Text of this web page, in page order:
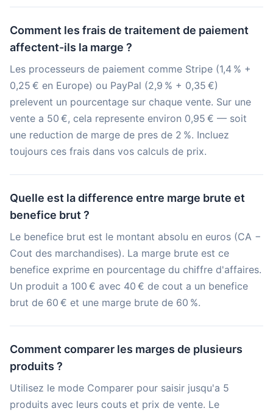
Comment les frais de traitement de paiement
affectent-ils la marge ?
Les processeurs de paiement comme Stripe (1,4 % +
0,25 € en Europe) ou PayPal (2,9 % + 0,35 €)
prelevent un pourcentage sur chaque vente. Sur une
vente a 50 €, cela represente environ 0,95 € — soit
une reduction de marge de pres de 2 %. Incluez
toujours ces frais dans vos calculs de prix.
Quelle est la difference entre marge brute et
benefice brut ?
Le benefice brut est le montant absolu en euros (CA −
Cout des marchandises). La marge brute est ce
benefice exprime en pourcentage du chiffre d'affaires.
Un produit a 100 € avec 40 € de cout a un benefice
brut de 60 € et une marge brute de 60 %.
Comment comparer les marges de plusieurs
produits ?
Utilisez le mode Comparer pour saisir jusqu'a 5
produits avec leurs couts et prix de vente. Le